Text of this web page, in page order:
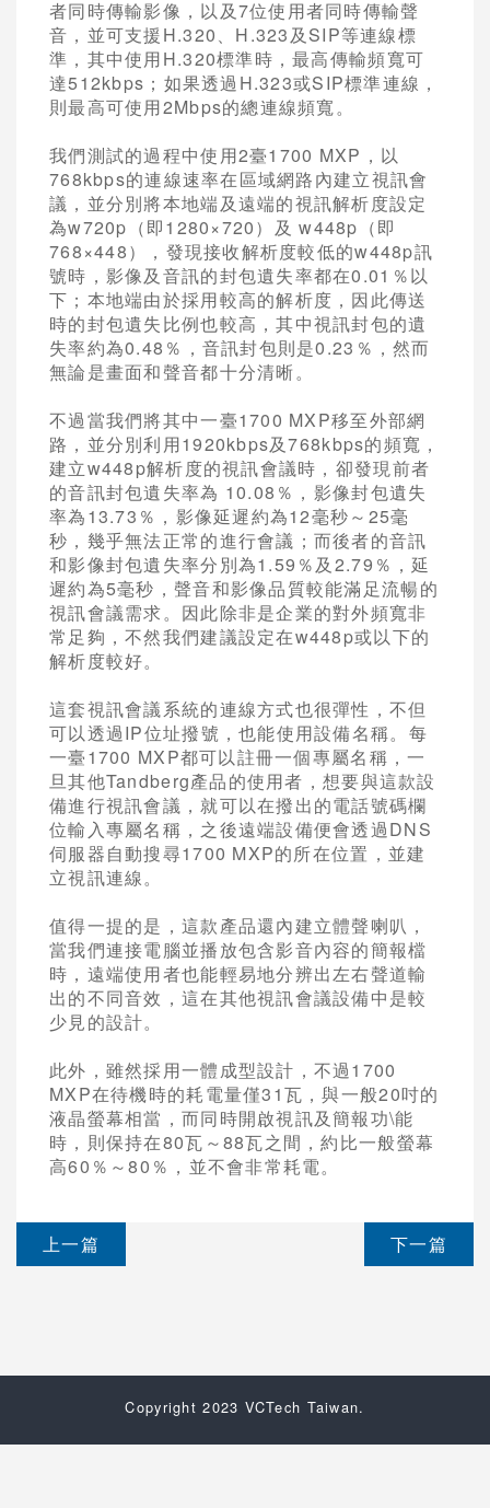
者同時傳輸影像，以及7位使用者同時傳輸聲
音，並可支援H.320、H.323及SIP等連線標
準，其中使用H.320標準時，最高傳輸頻寬可
達512kbps；如果透過H.323或SIP標準連線，
則最高可使用2Mbps的總連線頻寬。
我們測試的過程中使用2臺1700 MXP，以
768kbps的連線速率在區域網路內建立視訊會
議，並分別將本地端及遠端的視訊解析度設定
為w720p（即1280×720）及 w448p（即
768×448），發現接收解析度較低的w448p訊
號時，影像及音訊的封包遺失率都在0.01％以
下；本地端由於採用較高的解析度，因此傳送
時的封包遺失比例也較高，其中視訊封包的遺
失率約為0.48％，音訊封包則是0.23％，然而
無論是畫面和聲音都十分清晰。
不過當我們將其中一臺1700 MXP移至外部網
路，並分別利用1920kbps及768kbps的頻寬，
建立w448p解析度的視訊會議時，卻發現前者
的音訊封包遺失率為 10.08％，影像封包遺失
率為13.73％，影像延遲約為12毫秒～25毫
秒，幾乎無法正常的進行會議；而後者的音訊
和影像封包遺失率分別為1.59％及2.79％，延
遲約為5毫秒，聲音和影像品質較能滿足流暢的
視訊會議需求。因此除非是企業的對外頻寬非
常足夠，不然我們建議設定在w448p或以下的
解析度較好。
這套視訊會議系統的連線方式也很彈性，不但
可以透過IP位址撥號，也能使用設備名稱。每
一臺1700 MXP都可以註冊一個專屬名稱，一
旦其他Tandberg產品的使用者，想要與這款設
備進行視訊會議，就可以在撥出的電話號碼欄
位輸入專屬名稱，之後遠端設備便會透過DNS
伺服器自動搜尋1700 MXP的所在位置，並建
立視訊連線。
值得一提的是，這款產品還內建立體聲喇叭，
當我們連接電腦並播放包含影音內容的簡報檔
時，遠端使用者也能輕易地分辨出左右聲道輸
出的不同音效，這在其他視訊會議設備中是較
少見的設計。
此外，雖然採用一體成型設計，不過1700
MXP在待機時的耗電量僅31瓦，與一般20吋的
液晶螢幕相當，而同時開啟視訊及簡報功\能
時，則保持在80瓦～88瓦之間，約比一般螢幕
高60％～80％，並不會非常耗電。
上一篇 下一篇
Copyright 2023 VCTech Taiwan.